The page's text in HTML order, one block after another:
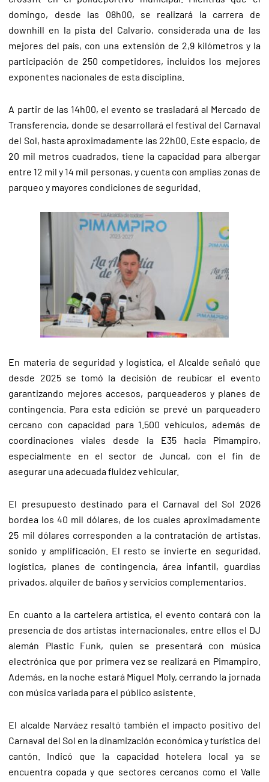
domingo, desde las 08h00, se realizará la carrera de
downhill en la pista del Calvario, considerada una de las
mejores del país, con una extensión de 2,9 kilómetros y la
participación de 250 competidores, incluidos los mejores
exponentes nacionales de esta disciplina.
A partir de las 14h00, el evento se trasladará al Mercado de
Transferencia, donde se desarrollará el festival del Carnaval
del Sol, hasta aproximadamente las 22h00. Este espacio, de
20 mil metros cuadrados, tiene la capacidad para albergar
entre 12 mil y 14 mil personas, y cuenta con amplias zonas de
parqueo y mayores condiciones de seguridad.
En materia de seguridad y logística, el Alcalde señaló que
desde 2025 se tomó la decisión de reubicar el evento
garantizando mejores accesos, parqueaderos y planes de
contingencia. Para esta edición se prevé un parqueadero
cercano con capacidad para 1.500 vehículos, además de
coordinaciones viales desde la E35 hacia Pimampiro,
especialmente en el sector de Juncal, con el fin de
asegurar una adecuada fluidez vehicular.
El presupuesto destinado para el Carnaval del Sol 2026
bordea los 40 mil dólares, de los cuales aproximadamente
25 mil dólares corresponden a la contratación de artistas,
sonido y amplificación. El resto se invierte en seguridad,
logística, planes de contingencia, área infantil, guardias
privados, alquiler de baños y servicios complementarios.
En cuanto a la cartelera artística, el evento contará con la
presencia de dos artistas internacionales, entre ellos el DJ
alemán Plastic Funk, quien se presentará con música
electrónica que por primera vez se realizará en Pimampiro.
Además, en la noche estará Miguel Moly, cerrando la jornada
con música variada para el público asistente.
El alcalde Narváez resaltó también el impacto positivo del
Carnaval del Sol en la dinamización económica y turística del
cantón. Indicó que la capacidad hotelera local ya se
encuentra copada y que sectores cercanos como el Valle